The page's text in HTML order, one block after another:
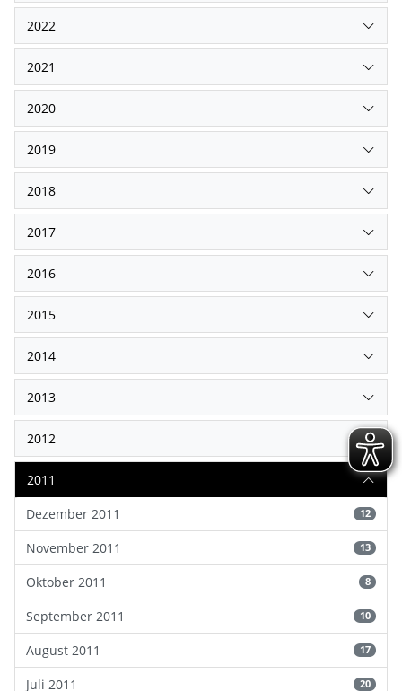
2022
2021
2020
2019
2018
2017
2016
2015
2014
2013
2012
2011
Dezember 2011
12
November 2011 13
Oktober 2011 8
September 2011 10
August 2011 17
Juli 2011 20